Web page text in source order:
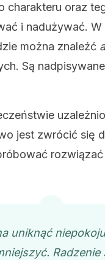
charakteru oraz
i nadużywać.
można znaleźć
Są
jest zwrócić się
rozwiązać
uniknąć
Radzenie